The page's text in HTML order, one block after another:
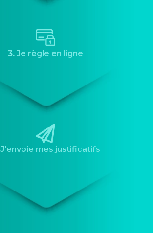
3. Je règle en ligne
J'envoie mes justificatifs